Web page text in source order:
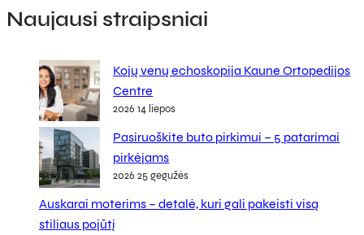
Naujausi straipsniai
Kojų venų echoskopija Kaune Ortopedijos
Centre
2026 14 liepos
Pasiruoškite buto pirkimui – 5 patarimai
pirkėjams
2026 25 gegužės
Auskarai moterims – detalė, kuri gali pakeisti visą
stiliaus pojūtį